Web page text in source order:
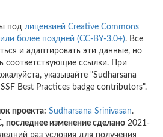
под лицензией Creative Commons
более поздней (CC-BY-3.0+). Все
и адаптировать эти данные, но
соответствующие ссылки. При
указывайте "Sudharsana
Best Practices badge contributors".
проекта: Sudharsana Srinivasan.
последнее изменение сделано 2021-